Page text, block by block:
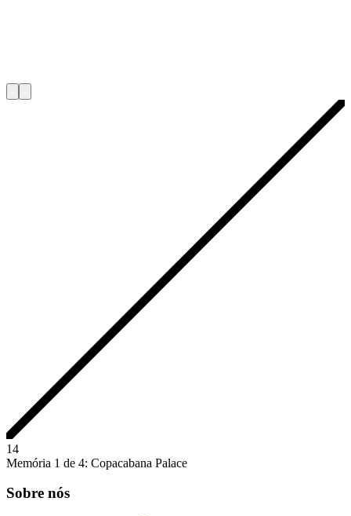
14
Memória 1 de 4: Copacabana Palace
Sobre nós